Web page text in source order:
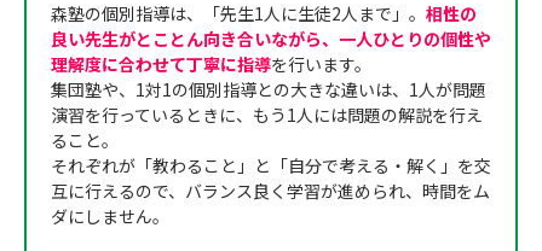
森塾の個別指導は、「先生1人に生徒2人まで」。 相性の
良い先生がとことん向き合いながら、一人ひとりの個性や
理解度に合わせて丁寧に指導を行います。
集団塾や、1対1の個別指導との大きな違いは、1人が問題
演習を行っているときに、もう1人には問題の解説を行え
ること。
それぞれが「教わること」と「自分で考える・解く」を交
互に行えるので、バランス良く学習が進められ、時間をム
ダにしません。